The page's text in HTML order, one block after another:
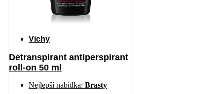
Vichy
Detranspirant antiperspirant
roll-on 50 ml
Nejlepší nabídka: Brasty